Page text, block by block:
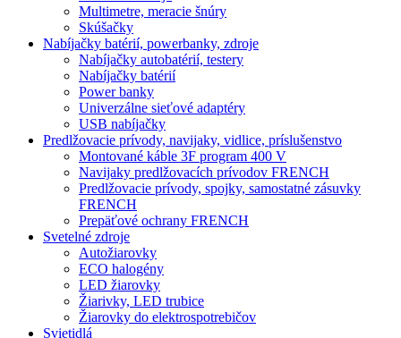
Multimetre, meracie šnúry
Skúšačky
Nabíjačky batérií, powerbanky, zdroje
Nabíjačky autobatérií, testery
Nabíjačky batérií
Power banky
Univerzálne sieťové adaptéry
USB nabíjačky
Predlžovacie prívody, navijaky, vidlice, príslušenstvo
Montované káble 3F program 400 V
Navijaky predlžovacích prívodov FRENCH
Predlžovacie prívody, spojky, samostatné zásuvky
FRENCH
Prepäťové ochrany FRENCH
Svetelné zdroje
Autožiarovky
ECO halogény
LED žiarovky
Žiarivky, LED trubice
Žiarovky do elektrospotrebičov
Svietidlá